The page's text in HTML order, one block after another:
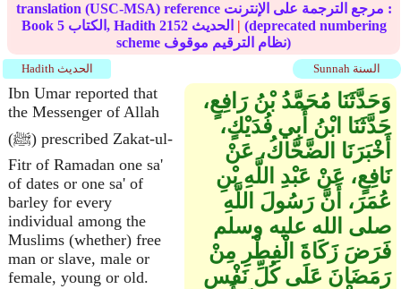
translation (USC-MSA) reference مرجع الترجمة على الإنترنت :
Book 5 الكتاب, Hadith 2152 | (deprecated numbering
scheme نظام الترقيم موقوف)
Sunnah السنة Hadith الحديث
Ibn Umar reported that
the Messenger of Allah
(ﷺ) prescribed Zakat-ul-
Fitr of Ramadan one sa'
of dates or one sa' of
barley for every
individual among the
Muslims (whether) free
man or slave, male or
female, young or old.
وَحَدَّثَنَا مُحَمَّدُ بْنُ رَافِعٍ،
حَدَّثَنَا ابْنُ أَبِي فُدَيْكٍ،
أَخْبَرَنَا الضَّحَّاكُ، عَنْ
نَافِعٍ، عَنْ عَبْدِ اللَّهِ بْنِ
عُمَرَ، أَنَّ رَسُولَ اللَّهِ
صلى الله عليه وسلم
فَرَضَ زَكَاةَ الْفِطْرِ مِنْ
رَمَضَانَ عَلَى كُلِّ نَفْسٍ